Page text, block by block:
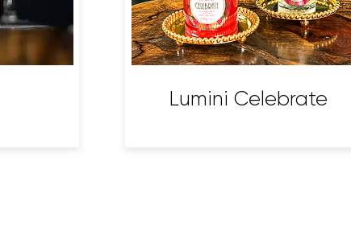
Lumini Celebrate